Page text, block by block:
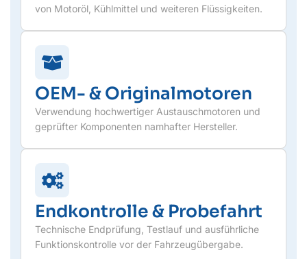
von Motoröl, Kühlmittel und weiteren Flüssigkeiten.
OEM- & Originalmotoren
Verwendung hochwertiger Austauschmotoren und
geprüfter Komponenten namhafter Hersteller.
Endkontrolle & Probefahrt
Technische Endprüfung, Testlauf und ausführliche
Funktionskontrolle vor der Fahrzeugübergabe.